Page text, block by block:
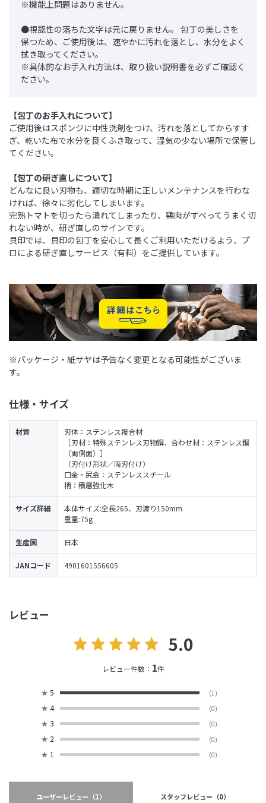
レビュー
5.0
レビュー件数： 1件
★ 5 (1)
★ 4 (0)
★ 3 (0)
★ 2 (0)
★ 1 (0)
ユーザーレビュー （1） スタッフレビュー （0）
※機能上問題はありません。
●視認性の落ちた文字は元に戻りません。 包丁の美しさを
保つため、ご使用後は、速やかに汚れを落とし、水分をよく
拭き取ってください。
※具体的なお手入れ方法は、取り扱い説明書を必ずご確認く
ださい。
【包丁のお手入れについて】
ご使用後はスポンジに中性洗剤をつけ、汚れを落としてからすす
ぎ、乾いた布で水分を良くふき取って、湿気の少ない場所で保管し
てください。
【包丁の研ぎ直しについて】
どんなに良い刃物も、適切な時期に正しいメンテナンスを行わな
ければ、徐々に劣化してしまいます。
完熟トマトを切ったら潰れてしまったり、鶏肉がすべってうまく切
れない時が、研ぎ直しのサインです。
貝印では、貝印の包丁を安心して長くご利用いただけるよう、プ
ロによる研ぎ直しサービス（有料）をご提供しています。
※パッケージ・紙サヤは予告なく変更となる可能性がございま
す。
仕様・サイズ
材質
刃体：ステンレス複合材
［刃材：特殊ステンレス刃物鋼、合わせ材：ステンレス鋼
（両側面）］
（刃付け形状／両刃付け）
口金・尻金：ステンレススチール
柄：積層強化木
サイズ詳細
本体サイズ:全長265、刃渡り150mm
重量:75g
生産国 日本
JANコード 4901601556605